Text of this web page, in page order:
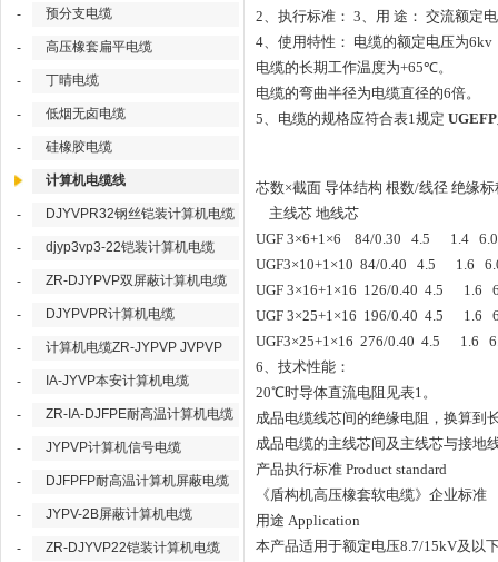
- 预分支电缆
- 高压橡套扁平电缆
- 丁晴电缆
- 低烟无卤电缆
- 硅橡胶电缆
计算机电缆线
- DJYVPR32钢丝铠装计算机电缆
- djyp3vp3-22铠装计算机电缆
- ZR-DJYPVP双屏蔽计算机电缆
- DJYPVPR计算机电缆
- 计算机电缆ZR-JYPVP JVPVP
- IA-JYVP本安计算机电缆
- ZR-IA-DJFPE耐高温计算机电缆
- JYPVP计算机信号电缆
- DJFPFP耐高温计算机屏蔽电缆
- JYPV-2B屏蔽计算机电缆
- ZR-DJYVP22铠装计算机电缆
2、执行标准： 3、用 途： 交流额定
4、使用特性： 电缆的额定电压为6kv
电缆的长期工作温度为+65℃。
电缆的弯曲半径为电缆直径的6倍。
5、电缆的规格应符合表1规定
芯数×截面 导体结构 根数/线径 绝缘标
主线芯 地线芯
UGF 3×6+1×6 84/0.30 4.5 1.4
UGF3×10+1×10 84/0.40 4.5 1.6
UGF 3×16+1×16 126/0.40 4.5
UGF 3×25+1×16 196/0.40 4.5
UGF3×25+1×16 276/0.40 4.5 1.6
6、技术性能：
20℃时导体直流电阻见表1。
成品电缆线芯间的绝缘电阻，换算到
成品电缆的主线芯间及主线芯与接地
产品执行标准Product standard
《盾构机高压橡套软电缆》企业标准
用途 Application
本产品适用于额定电压8.7/15kV及以